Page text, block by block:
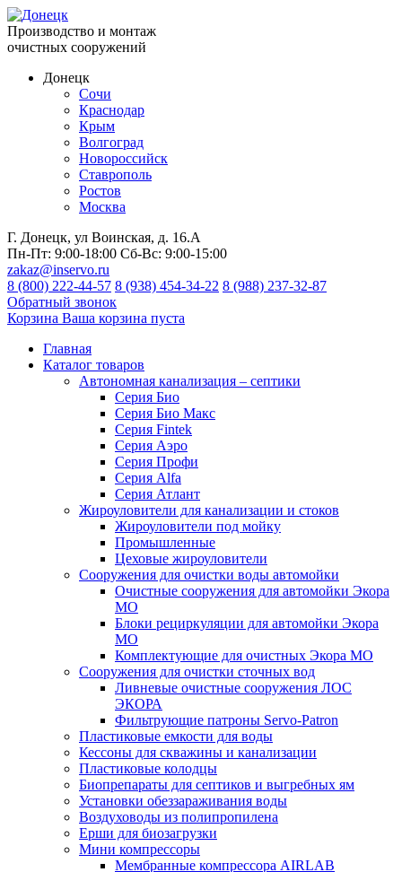
Производство и монтаж
очистных сооружений
Донецк
Сочи
Краснодар
Крым
Волгоград
Новороссийск
Ставрополь
Ростов
Москва
Г. Донецк, ул Воинская, д. 16.А
Пн-Пт: 9:00-18:00 Сб-Вс: 9:00-15:00
zakaz@inservo.ru
8 (800) 222-44-57 8 (938) 454-34-22 8 (988) 237-32-87
Обратный звонок
Корзина Ваша корзина пуста
Главная
Каталог товаров
Автономная канализация – септики
Серия Био
Серия Био Макс
Серия Fintek
Серия Аэро
Серия Профи
Серия Alfa
Серия Атлант
Жироуловители для канализации и стоков
Жироуловители под мойку
Промышленные
Цеховые жироуловители
Сооружения для очистки воды автомойки
Очистные сооружения для автомойки Экора
МО
Блоки рециркуляции для автомойки Экора
МО
Комплектующие для очистных Экора МО
Сооружения для очистки сточных вод
Ливневые очистные сооружения ЛОС
ЭКОРА
Фильтрующие патроны Servo-Patron
Пластиковые емкости для воды
Кессоны для скважины и канализации
Пластиковые колодцы
Биопрепараты для септиков и выгребных ям
Установки обеззараживания воды
Воздуховоды из полипропилена
Ерши для биозагрузки
Мини компрессоры
Мембранные компрессора AIRLAB